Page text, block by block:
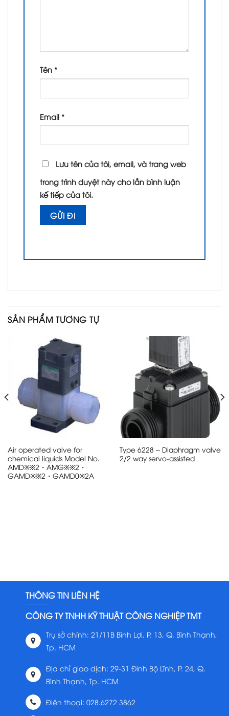
Tên *
Email *
Lưu tên của tôi, email, và trang web
trong trình duyệt này cho lần bình luận
kế tiếp của tôi.
SẢN PHẨM TƯƠNG TỰ
Air operated valve for
chemical liquids Model No.
AMD※※2・AMG※※2・
GAMD※※2・GAMD0※2A
Type 6228 – Diaphragm valve
2/2 way servo-assisted
THÔNG TIN LIÊN HỆ
CÔNG TY TNHH KỸ THUẬT CÔNG NGHIỆP TMT
Trụ sở chính: 21/11B Bình Lợi, P. 13, Q. Bình Thạnh,
Tp. HCM
Địa chỉ giao dịch: 29-31 Đinh Bộ Lĩnh, P. 24, Q.
Bình Thạnh, Tp. HCM
Điện thoại: 028.6272 3862